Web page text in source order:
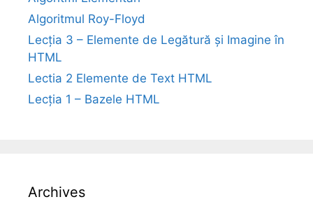
Algoritmul Roy-Floyd
Lecția 3 – Elemente de Legătură și Imagine în
HTML
Lectia 2 Elemente de Text HTML
Lecția 1 – Bazele HTML
Archives